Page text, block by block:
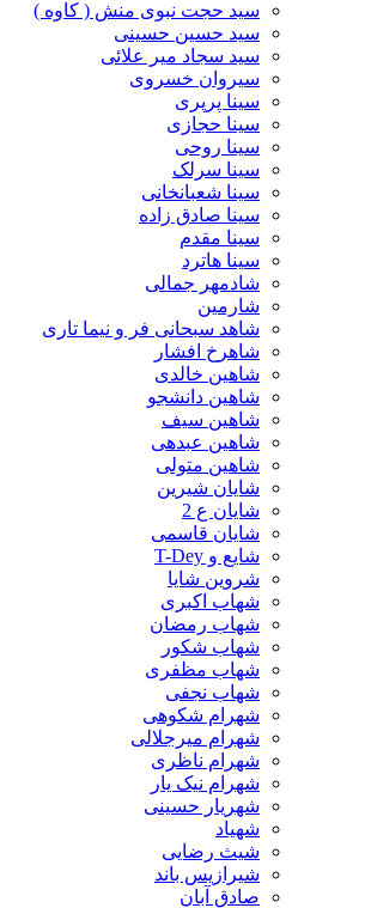
سید حجت نبوی منش ( کاوه )
سید حسین حسینى
سید سجاد میر علائی
سیروان خسروی
سینا پرپری
سینا حجازی
سینا روحی
سینا سرلک
سینا شعبانخانی
سینا صادق زاده
سینا مقدم
سینا هاترد
شادمهر جمالی
شارمین
شاهد سبحانی فر و نیما تاری
شاهرخ افشار
شاهین خالدی
شاهین دانشجو
شاهین سیف
شاهین عبدهی
شاهین متولی
شایان شیرین
شایان ع 2
شایان قاسمی
شایع و T-Dey
شروین شایا
شهاب اکبری
شهاب رمضان
شهاب شکور
شهاب مظفری
شهاب نجفی
شهرام شکوهی
شهرام میرجلالی
شهرام ناظری
شهرام نیک یار
شهریار حسینی
شهیاد
شیث رضایی
شیرازیس باند
صادق آبان